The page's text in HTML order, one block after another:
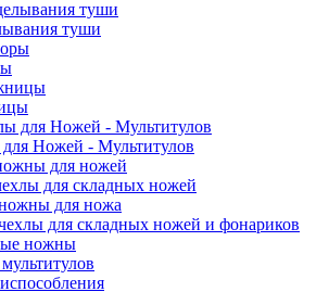
туши
Ножей - Мультитулов
для ножей
для складных ножей
для ножа
для складных ножей и фонариков
ножны